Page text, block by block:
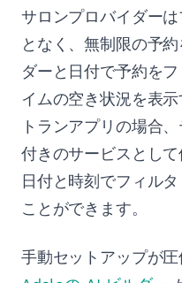
サロンプロバイダー
となく、無制限の予
ダーと日付で予約を
イムの空き状況を表
トランアプリの場合
付きのサービスとして
日付と時刻でフィル
ことができます。
手動セットアップが圧